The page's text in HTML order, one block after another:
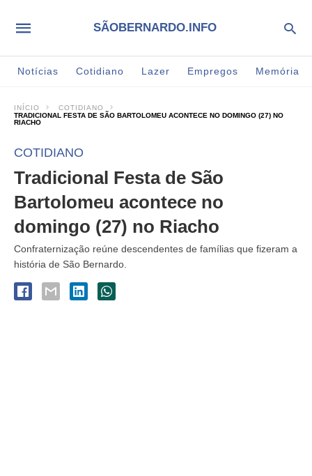
SÃOBERNARDO.INFO
Notícias Cotidiano Lazer Empregos Memória
INÍCIO
COTIDIANO
TRADICIONAL FESTA DE SÃO BARTOLOMEU ACONTECE NO DOMINGO (27) NO
RIACHO
COTIDIANO
Tradicional Festa de São
Bartolomeu acontece no
domingo (27) no Riacho
Confraternização reúne descendentes de famílias que fizeram a
história de São Bernardo.